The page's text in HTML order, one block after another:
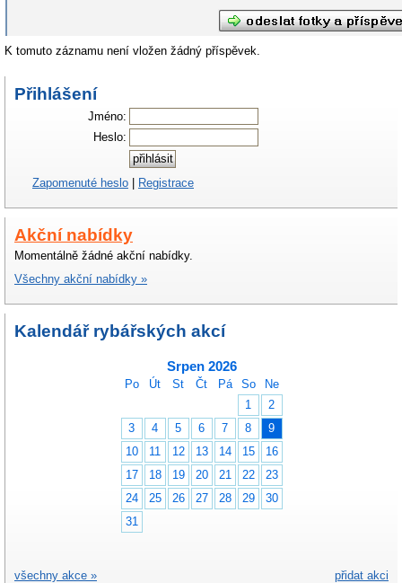
K tomuto záznamu není vložen žádný příspěvek.
Přihlášení
Jméno:
Heslo:
Zapomenuté heslo | Registrace
Akční nabídky
Momentálně žádné akční nabídky.
Všechny akční nabídky »
Kalendář rybářských akcí
Srpen 2026
Po Út St Čt Pá So
Ne
1
2
3
4 5 6 7 8
9
10
11 12 13 14 15
16
17
18 19 20 21 22
23
24
25 26 27 28 29
30
31
přidat akci
všechny akce »